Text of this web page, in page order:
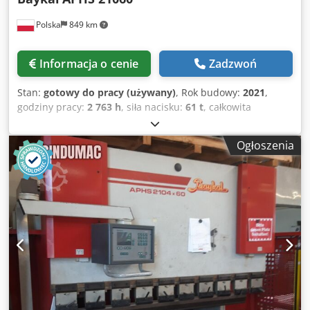
Polska 849 km
Informacja o cenie Zadzwoń
Stan: gotowy do pracy (używany), Rok budowy: 2021,
godziny pracy: 2 763 h, siła nacisku: 61 t, całkowita
, całkowita wysokość:
całkowita:5 400 kg, długość produktu (maks.):2 100 mm,
liczba osi:7, Ta 7-osiowa prasa krawędziowa Baykal APHS
21060 została wyprodukowana w 2021 roku. Charakteryzuje
się siłą nacisku wynoszącą 60 ton i długością gięcia
wynoszącą 2100 mm, co zapewnia wysoką wydajność w
różnych zastosowaniach. Maszyna posiada głębokość
gardzieli wynoszącą 410 mm oraz skok tłoka wynoszący 210
mm. Jeśli poszukują Państwo wysokiej jakości rozwiązań do
gięcia, warto rozważyć zakup oferowanej przez nas prasy
krawędziowej Baykal APHS 21060. Prosimy o kontakt w celu
uzyskania dalszych informacji. • Wydajność i pojemność: •
Odległość między kolumnami: 1600 mm • Głębokość
Ogłoszenia